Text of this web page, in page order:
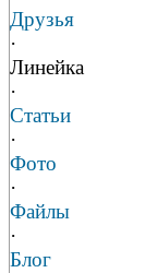
Друзья
·
Линейка
·
Статьи
·
Фото
·
Файлы
·
Блог